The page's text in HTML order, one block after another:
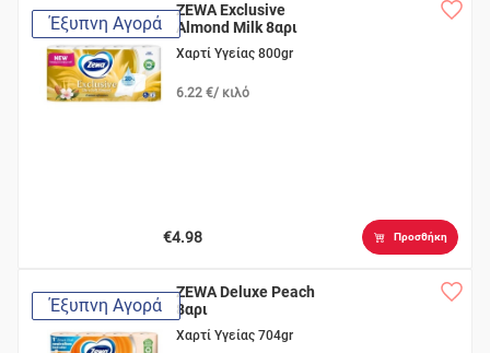
Έξυπνη Αγορά
ZEWA Exclusive
Almond Milk 8αρι
Χαρτί Υγείας 800gr
6.22 €/ κιλό
€4.98 Προσθήκη
Έξυπνη Αγορά
ZEWA Deluxe Peach
8αρι
Χαρτί Υγείας 704gr